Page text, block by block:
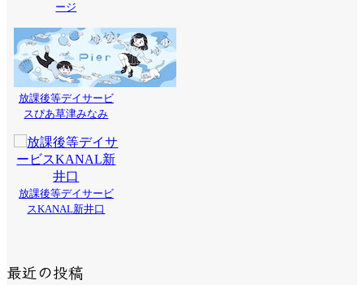
ージ
放課後等デイサービ
スぴあ草津みなみ
放課後等デイサービ
スKANAL新井口
最近の投稿